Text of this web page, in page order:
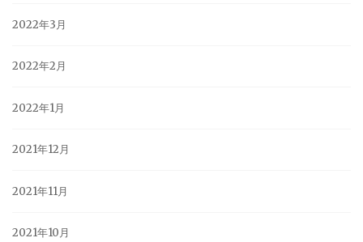
2022年3月
2022年2月
2022年1月
2021年12月
2021年11月
2021年10月